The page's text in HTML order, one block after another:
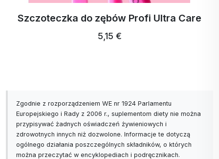
Szczoteczka do zębów Profi Ultra Care
5,15 €
Zgodnie z rozporządzeniem WE nr 1924 Parlamentu
Europejskiego i Rady z 2006 r., suplementom diety nie można
przypisywać żadnych oświadczeń żywieniowych i
zdrowotnych innych niż dozwolone. Informacje te dotyczą
ogólnego działania poszczególnych składników, o których
można przeczytać w encyklopediach i podręcznikach.